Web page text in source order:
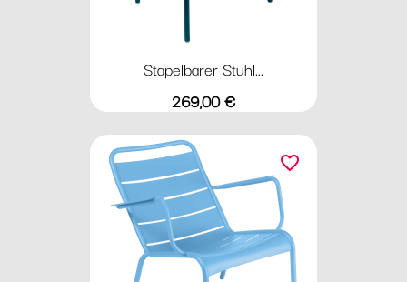
Stapelbarer Stuhl...
Preis
269,00 €
favorite_border